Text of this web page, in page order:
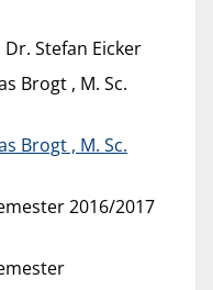
Dr. Stefan Eicker
Brogt , M. Sc.
Brogt , M. Sc.
2016/2017